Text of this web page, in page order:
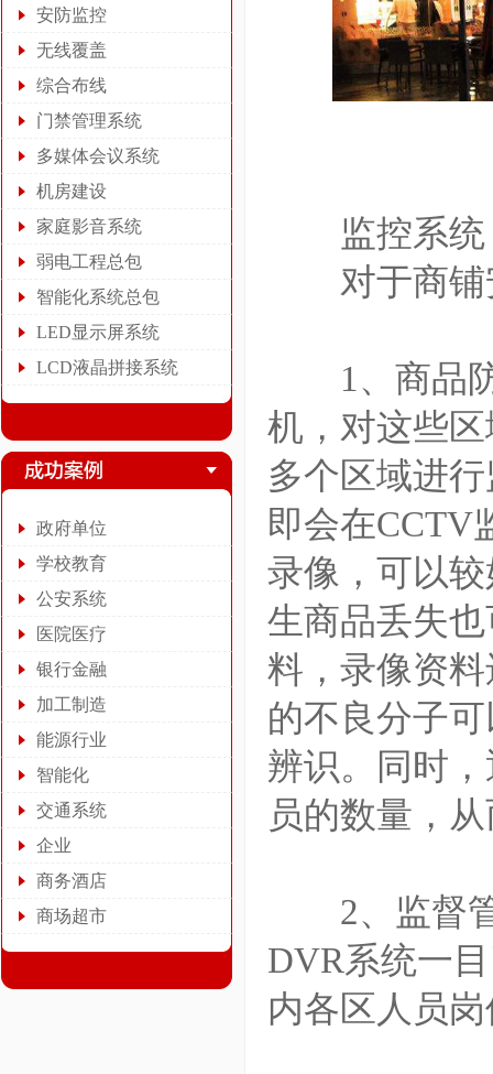
安防监控
无线覆盖
综合布线
门禁管理系统
多媒体会议系统
机房建设
家庭影音系统
弱电工程总包
智能化系统总包
LED显示屏系统
LCD液晶拼接系统
政府单位
学校教育
公安系统
医院医疗
银行金融
加工制造
能源行业
智能化
交通系统
企业
商务酒店
商场超市
监控系统
对于商铺安
1、商品防
机，对这些
多个区域进
即会在CCTV
录像，可以
生商品丢失
料，录像资
的不良分子
辨识。同时
员的数量，
2、监督管
DVR系统一
内各区人员